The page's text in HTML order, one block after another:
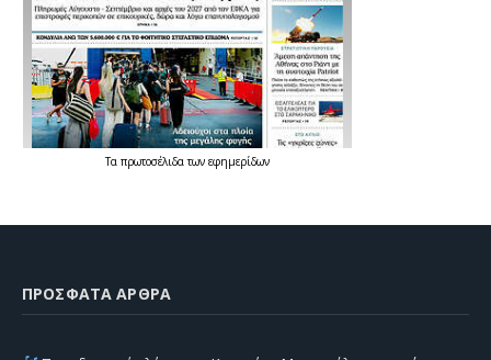
Τα πρωτοσέλιδατων εφημερίδων
ΠΡΌΣΦΑΤΑ ΆΡΘΡΑ